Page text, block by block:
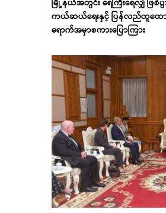
မြို့နယ်အတွင်း ရေကြီးရေလျှံ ဖြစ်ပွ
ကယ်ဆယ်ရေးနှင့် ပြန်လည်ထူထေ
ရောက်အမှာစကားပြောကြား